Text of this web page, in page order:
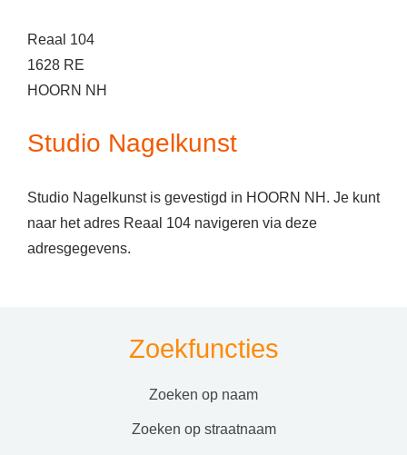
Reaal 104
1628 RE
HOORN NH
Studio Nagelkunst
Studio Nagelkunst is gevestigd in HOORN NH. Je kunt
naar het adres Reaal 104 navigeren via deze
adresgegevens.
Zoekfuncties
zoeken op naam
zoeken op straatnaam